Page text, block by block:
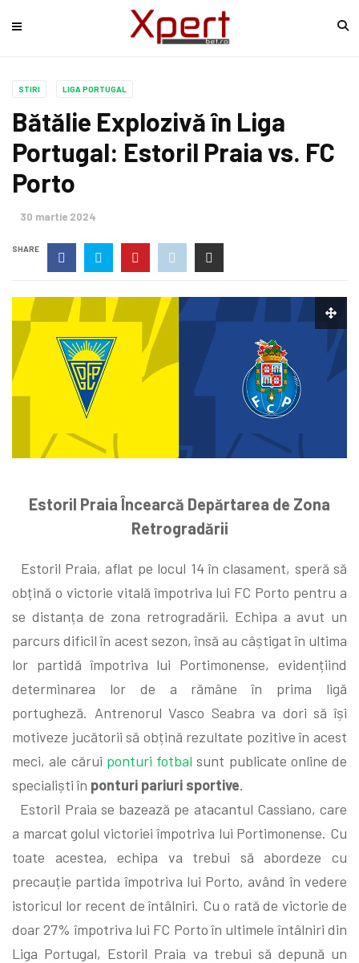
STIRI LIGA PORTUGAL
Bătălie Explozivă în Liga
Portugal: Estoril Praia vs. FC
Porto
30 martie 2024
SHARE
Estoril Praia Încearcă Depărtarea de Zona
Retrogradării
Estoril Praia, aflat pe locul 14 în clasament, speră să
obțină o victorie vitală împotriva lui FC Porto pentru a
se distanța de zona retrogradării. Echipa a avut un
parcurs dificil în acest sezon, însă au câștigat în ultima
lor partidă împotriva lui Portimonense, evidențiind
determinarea lor de a rămâne în prima ligă
portugheză. Antrenorul Vasco Seabra va dori să își
motiveze jucătorii să obțină rezultate pozitive în acest
meci, ale cărui ponturi fotbal sunt publicate online de
specialiști în ponturi pariuri sportive.
Estoril Praia se bazează pe atacantul Cassiano, care
a marcat golul victoriei împotriva lui Portimonense. Cu
toate acestea, echipa va trebui să abordeze cu
precauție partida împotriva lui Porto, având în vedere
istoricul lor recent de întâlniri. Cu o rată de victorie de
doar 27% împotriva lui FC Porto în ultimele întâlniri din
Liga Portugal, Estoril Praia va trebui să depună un